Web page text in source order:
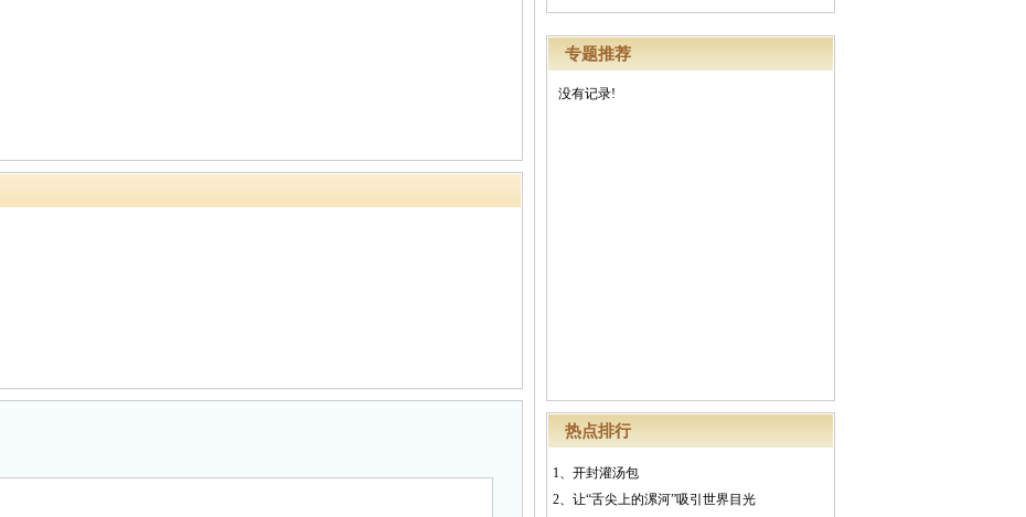
专题推荐
没有记录!
热点排行
1、 开封灌汤包
2、 让“舌尖上的漯河”吸引世界目光